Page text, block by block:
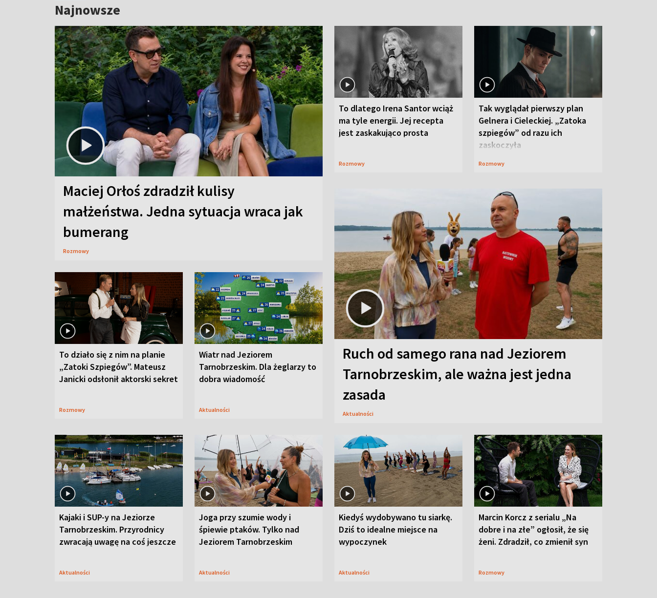
Najnowsze
Maciej Orłoś zdradził kulisy
małżeństwa. Jedna sytuacja wraca jak
bumerang
Rozmowy
To dlatego Irena Santor wciąż
ma tyle energii. Jej recepta
jest zaskakująco prosta
Rozmowy
Tak wyglądał pierwszy plan
Gelnera i Cieleckiej. „Zatoka
szpiegów” od razu ich
zaskoczyła
Rozmowy
To działo się z nim na planie
„Zatoki Szpiegów”. Mateusz
Janicki odsłonił aktorski sekret
Rozmowy
Wiatr nad Jeziorem
Tarnobrzeskim. Dla żeglarzy to
dobra wiadomość
Aktualności
Ruch od samego rana nad Jeziorem
Tarnobrzeskim, ale ważna jest jedna
zasada
Aktualności
Kajaki i SUP-y na Jeziorze
Tarnobrzeskim. Przyrodnicy
zwracają uwagę na coś jeszcze
Aktualności
Joga przy szumie wody i
śpiewie ptaków. Tylko nad
Jeziorem Tarnobrzeskim
Aktualności
Kiedyś wydobywano tu siarkę.
Dziś to idealne miejsce na
wypoczynek
Aktualności
Marcin Korcz z serialu „Na
dobre i na złe” ogłosił, że się
żeni. Zdradził, co zmienił syn
Rozmowy